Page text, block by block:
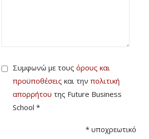
Συμφωνώ με τους όρους και
προϋποθέσεις και την πολιτική
απορρήτου της Future Business
School *
* υποχρεωτικό